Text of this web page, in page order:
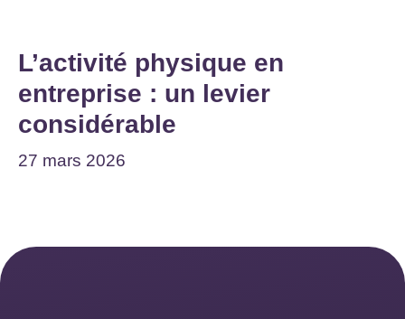
L’activité physique en
entreprise : un levier
considérable
27 mars 2026